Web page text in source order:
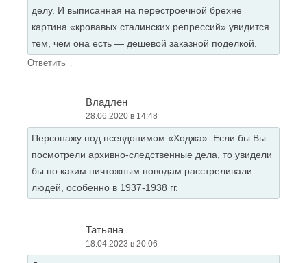
делу. И выписанная на перестроечной брехне
картина «кровавых сталинских репрессий» увидится
тем, чем она есть — дешевой заказной поделкой.
Ответить ↓
Владлен
28.06.2020 в 14:48
Персонажу под псевдонимом «Ходжа». Если бы Вы
посмотрели архивно-следственные дела, то увидели
бы по каким ничтожным поводам расстреливали
людей, особенно в 1937-1938 гг.
Татьяна
18.04.2023 в 20:06